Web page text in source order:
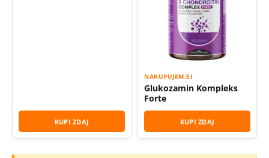
KUPI ZDAJ
NAKUPUJEM.SI
Glukozamin Kompleks
Forte
KUPI ZDAJ